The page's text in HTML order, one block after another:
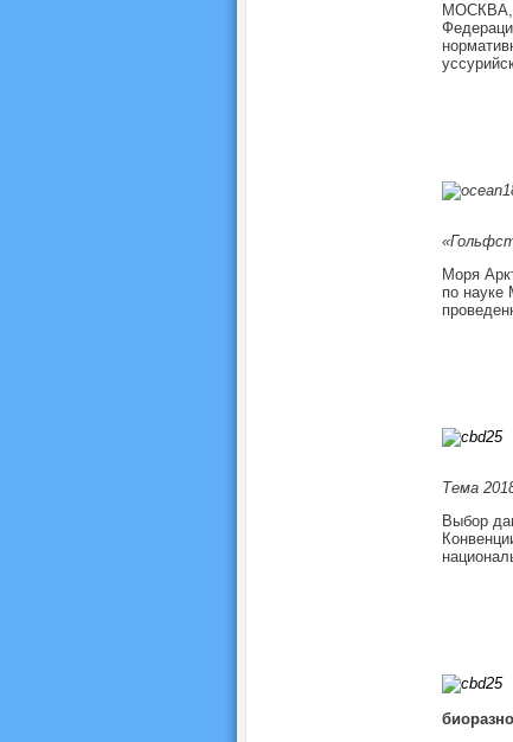
МОСКВА,
Моря
по науке
Тема
Выбор